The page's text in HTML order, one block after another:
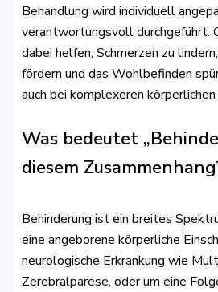
Behandlung wird individuell
verantwortungsvoll durchgeführt.
dabei helfen, Schmerzen zu
fördern und das Wohlbefinden
auch bei komplexeren
Was bedeutet
diesem
Behinderung ist ein breites
eine angeborene körperliche
neurologische Erkrankung wie
Zerebralparese, oder um eine